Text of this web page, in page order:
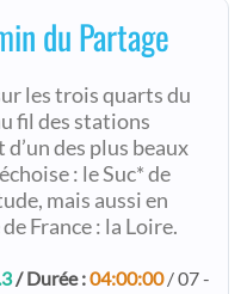
du Partage
les trois quarts du
fil des stations
des plus beaux
: le Suc* de
mais aussi en
France : la Loire.
/ Durée :04:00:00/ 07 -